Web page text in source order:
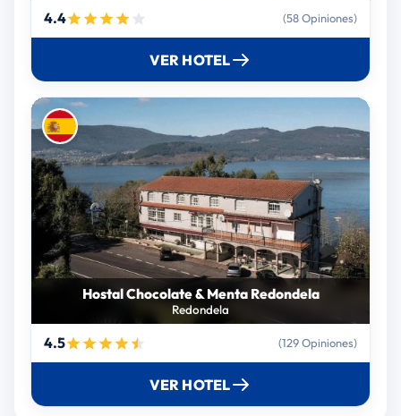
4.4 (58 Opiniones)
VER HOTEL
Hostal Chocolate & Menta Redondela
Redondela
4.5 (129 Opiniones)
VER HOTEL